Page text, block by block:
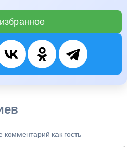
комментарий как гость